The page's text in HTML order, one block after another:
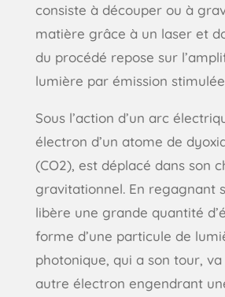
consiste à découper ou à
matière grâce à un laser et
du procédé repose sur
lumière par émission
Sous l’action d’un arc
électron d’un atome de
(CO2), est déplacé dans son
gravitationnel. En regagnant
libère une grande quantité
forme d’une particule de
photonique, qui a son tour,
autre électron engendrant